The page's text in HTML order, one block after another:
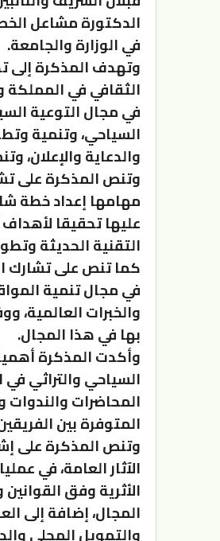
الدكتورة مشاعل
في الوزارة والجامعة.
وتهدف المذكرة إلى
الثقافي في المملكة
في مجال التوعية
السياحي، وتنمية
والدعاية والإعلان،
وتنص المذكرة على
مهامها إعداد خطة
عليها تحقيقا
التقنية الحديثة
كما تنص على تشارك
في مجال تنمية
والخبرات العالمية،
بها في هذا المجال.
وأكدت المذكرة
السياحي والتراثي
المحاضرات والندوات
المتوفرة بين
وتنص المذكرة على
الآثار العامة، في
الأثرية وفق
المجال، إضافة إلى
والتمويل المحلي